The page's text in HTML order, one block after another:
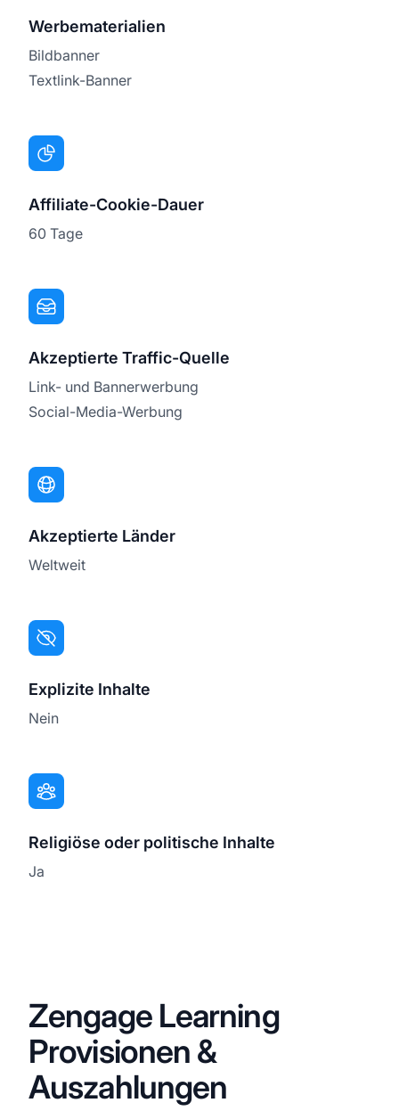
Werbematerialien
Bildbanner
Textlink-Banner
Affiliate-Cookie-Dauer
60 Tage
Akzeptierte Traffic-Quelle
Link- und Bannerwerbung
Social-Media-Werbung
Akzeptierte Länder
Weltweit
Explizite Inhalte
Nein
Religiöse oder politische Inhalte
Ja
Zengage Learning
Provisionen &
Auszahlungen